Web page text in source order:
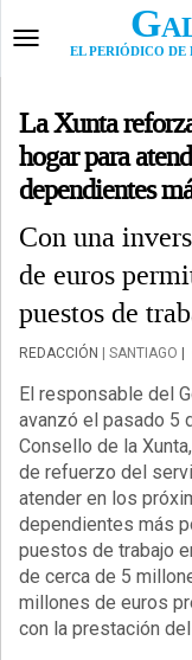
to Toggle
G
EL PERIÓDICO DE
La Xunta
hogar para
dependientes
Con una
de euros
puestos de
REDACCIÓN SANTIAGO
El responsable del
avanzó el pasado 5
Consello de la
de refuerzo del
atender en los
dependientes más
puestos de trabajo
de cerca de 5
millones de euros
con la prestación